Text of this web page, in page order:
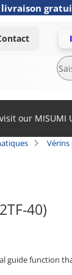
our MISUMI
40)
guide function